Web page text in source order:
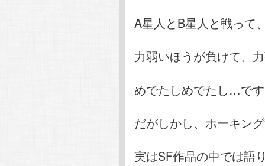
A星人とB星人と戦って
力弱いほうが負けて、
めでたしめでたし…で
だがしかし、ホーキン
実はSF作品の中では語